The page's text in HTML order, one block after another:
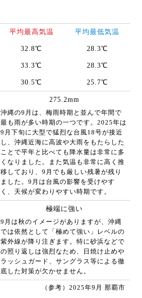
平均最高気温 平均最低気温
32.8℃ 28.3℃
33.3℃ 28.3℃
30.5℃ 25.7℃
275.2mm
沖縄の9月は、梅雨時期と並んで年間で
最も雨が多い時期の一つです。2025年は
9月下旬に大型で猛烈な台風18号が接近
し、沖縄近海に高波や大雨をもたらした
ことで平年と比べても降水量は非常に多
くなりました。また気温も非常に高く推
移しており、9月でも厳しい残暑が残り
ました。9月は台風の影響を受けやす
く、天候が変わりやすい時期です。
極端に強い
9月は秋のイメージがありますが、沖縄
では依然として「極めて強い」レベルの
紫外線が降り注ぎます。特に砂浜などで
の照り返しは強烈なため、日焼け止めや
ラッシュガード、サングラス等による徹
底した対策が欠かせません。
（参考）2025年9月 那覇市